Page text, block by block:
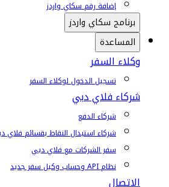
إضافة رقم سكاي واردز
برنامج سكاي واردز
المساعدة
وكلاء السفر
تسجيل الدخول لوكلاء السفر
شركاء فلاي دبي
شركاء الدفع
شركاء استبدال النقاط بقسائم فلاي
سفر الشركات مع فلاي دبي
نظام API وحساب وكيل سفر جديد
الاتصال